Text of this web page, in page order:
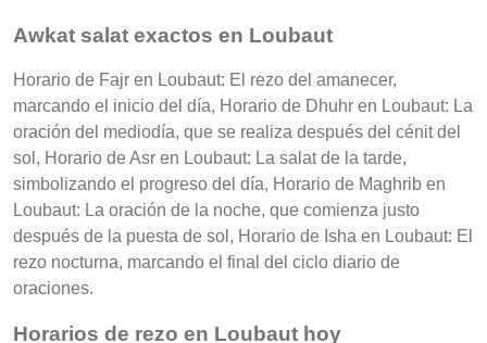
Awkat salat exactos en Loubaut
Horario de Fajr en Loubaut: El rezo del amanecer,
marcando el inicio del día, Horario de Dhuhr en Loubaut: La
oración del mediodía, que se realiza después del cénit del
sol, Horario de Asr en Loubaut: La salat de la tarde,
simbolizando el progreso del día, Horario de Maghrib en
Loubaut: La oración de la noche, que comienza justo
después de la puesta de sol, Horario de Isha en Loubaut: El
rezo nocturna, marcando el final del ciclo diario de
oraciones.
Horarios de rezo en Loubaut hoy